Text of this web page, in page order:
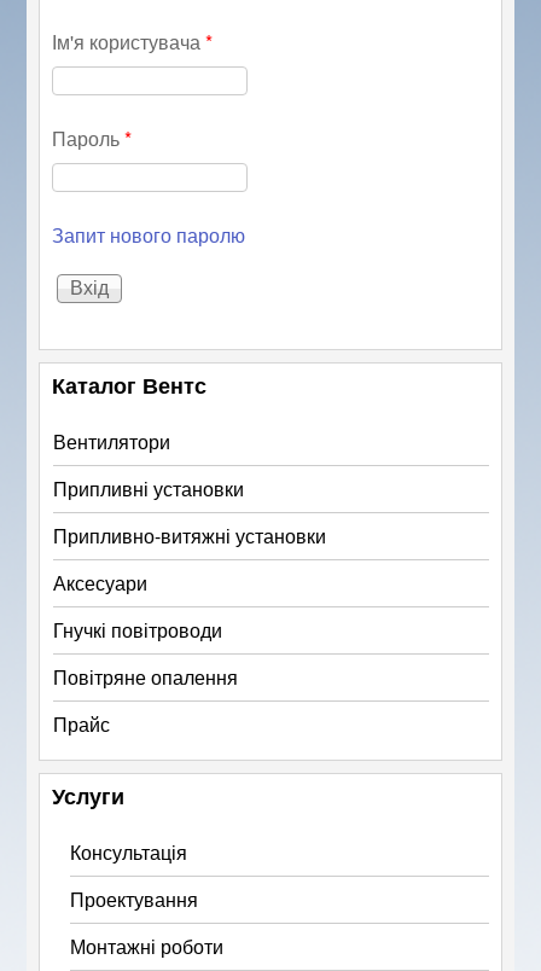
Ім'я користувача*
Пароль*
Запит нового паролю
Каталог Вентс
Вентилятори
Припливні установки
Припливно-витяжні установки
Аксесуари
Гнучкі повітроводи
Повітряне опалення
Прайс
Услуги
Консультація
Проектування
Монтажні роботи